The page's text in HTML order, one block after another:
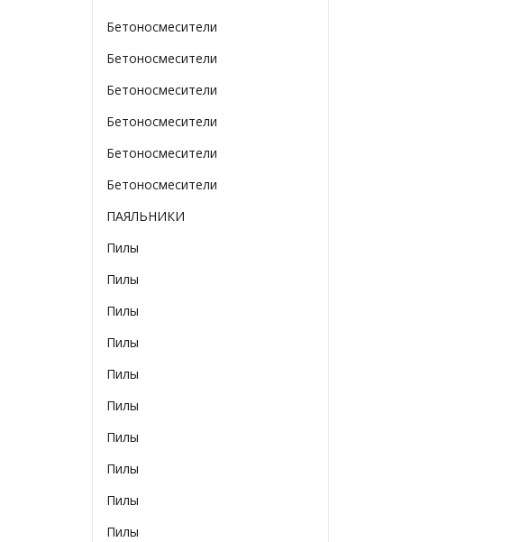
Бетоносмесители
Бетоносмесители
Бетоносмесители
Бетоносмесители
Бетоносмесители
Бетоносмесители
ПАЯЛЬНИКИ
Пилы
Пилы
Пилы
Пилы
Пилы
Пилы
Пилы
Пилы
Пилы
Пилы